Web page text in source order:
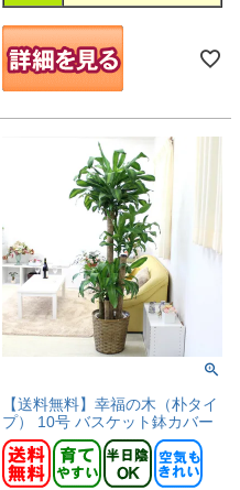
【送料無料】幸福の木（朴タイ
プ） 10号 バスケット鉢カバー